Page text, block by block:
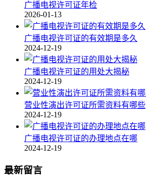
广播电视许可证年检
2026-01-13
广播电视许可证的有效期是多久
2024-12-19
广播电视许可证的用处大揭秘
2024-12-19
营业性演出许可证所需资料有哪些
2024-12-19
广播电视许可证的办理地点在哪
2024-12-19
最新留言